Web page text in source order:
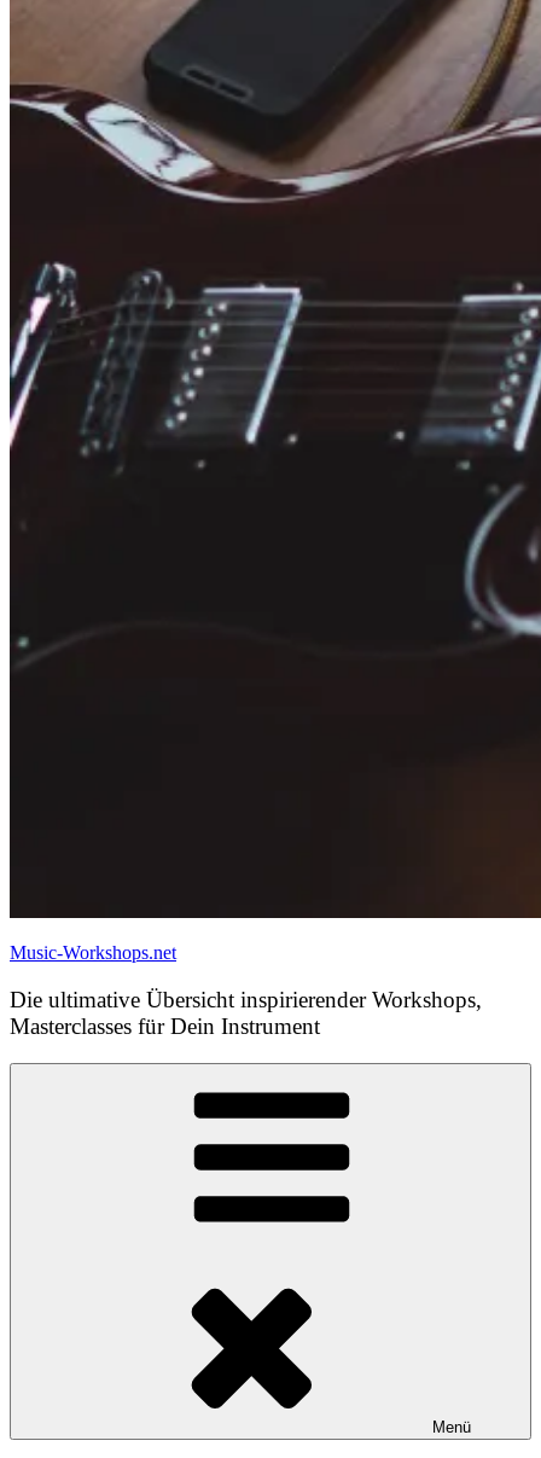
Music-Workshops.net
Die ultimative Übersicht inspirierender Workshops,
Masterclasses für Dein Instrument
Menü